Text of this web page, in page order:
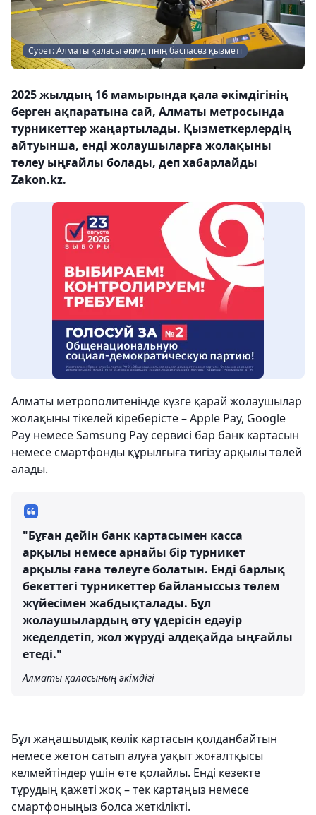
Сурет: Алматы қаласы әкімдігінің баспасөз қызметі
2025 жылдың 16 мамырында қала әкімдігінің
берген ақпаратына сай, Алматы метросында
турникеттер жаңартылады. Қызметкерлердің
айтуынша, енді жолаушыларға жолақыны
төлеу ыңғайлы болады, деп хабарлайды
Zakon.kz.
Алматы метрополитенінде күзге қарай жолаушылар
жолақыны тікелей кіреберісте – Apple Pay, Google
Pay немесе Samsung Pay сервисі бар банк картасын
немесе смартфонды құрылғыға тигізу арқылы төлей
алады.
"Бұған дейін банк картасымен касса
арқылы немесе арнайы бір турникет
арқылы ғана төлеуге болатын. Енді барлық
бекеттегі турникеттер байланыссыз төлем
жүйесімен жабдықталады. Бұл
жолаушылардың өту үдерісін едәуір
жеделдетіп, жол жүруді әлдеқайда ыңғайлы
етеді."
Алматы қаласының әкімдігі
Бұл жаңашылдық көлік картасын қолданбайтын
немесе жетон сатып алуға уақыт жоғалтқысы
келмейтіндер үшін өте қолайлы. Енді кезекте
тұрудың қажеті жоқ – тек картаңыз немесе
смартфоныңыз болса жеткілікті.